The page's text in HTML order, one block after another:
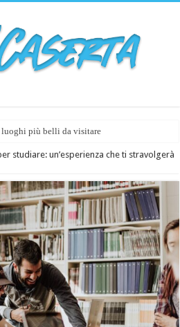
luoghi più belli da visitare
studiare: un’esperienza che ti stravolgerà